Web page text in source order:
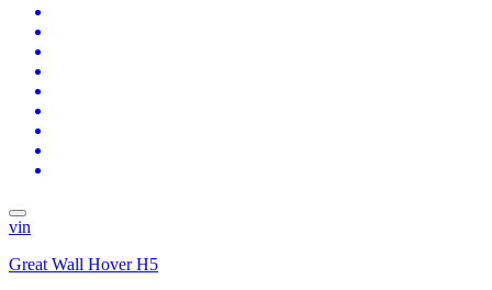
vin
Great Wall Hover H5